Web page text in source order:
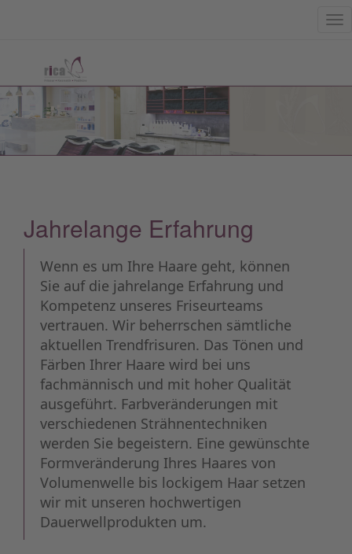
Jahrelange Erfahrung
Wenn es um Ihre Haare geht, können
Sie auf die jahrelange Erfahrung und
Kompetenz unseres Friseurteams
vertrauen. Wir beherrschen sämtliche
aktuellen Trendfrisuren. Das Tönen und
Färben Ihrer Haare wird bei uns
fachmännisch und mit hoher Qualität
ausgeführt. Farbveränderungen mit
verschiedenen Strähnentechniken
werden Sie begeistern. Eine gewünschte
Formveränderung Ihres Haares von
Volumenwelle bis lockigem Haar setzen
wir mit unseren hochwertigen
Dauerwellprodukten um.